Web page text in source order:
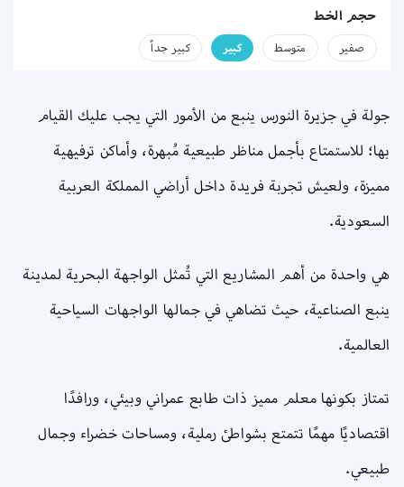
حجم الخط
صفير متوسط كبير كبير جداً
جولة في جزيرة النورس ينبع من الأمور التي يجب عليك القيام
بها؛ للاستمتاع بأجمل مناظر طبيعية مُبهرة، وأماكن ترفيهية
مميزة، ولعيش تجربة فريدة داخل أراضي المملكة العربية
السعودية.
هي واحدة من أهم المشاريع التي تُمثل الواجهة البحرية لمدينة
ينبع الصناعية، حيث تضاهي في جمالها الواجهات السياحية
العالمية.
تمتاز بكونها معلم مميز ذات طابع عمراني وبيئي، ورافدًا
اقتصاديًا مهمًا تتمتع بشواطئ رملية، ومساحات خضراء وجمال
طبيعي.